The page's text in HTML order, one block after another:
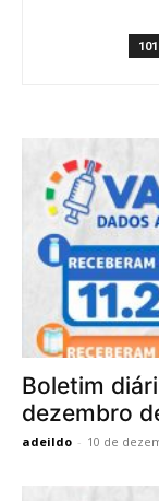
Boletim
dezembro
adeildo - 10 de